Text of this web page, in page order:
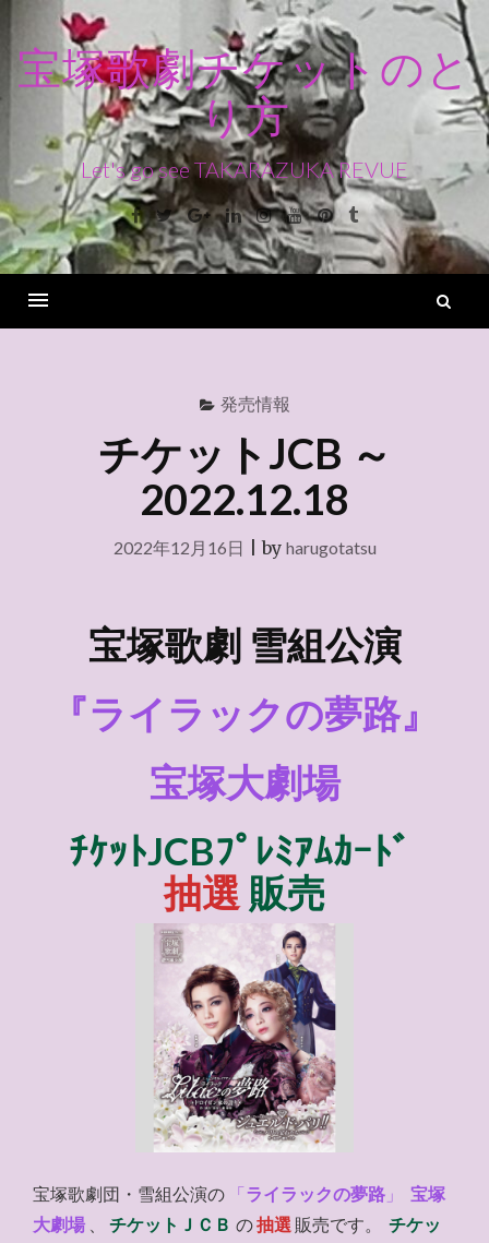
ン
ス
キ
ッ
宝塚歌劇チケットのと
り方
Let's go see TAKARAZUKA REVUE
Facebook
TwitterGoogle+LinkedinInstagram
YoutubePinterest
Tumblr
発売情報
チケットJCB ～
2022.12.18
2022年12月16日 |by harugotatsu
宝塚歌劇 雪組公演
『ライラックの夢路』
宝塚大劇場
ﾁｹｯﾄJCBﾌﾟﾚﾐｱﾑｶｰﾄﾞ
抽選 販売
宝塚歌劇団・雪組公演の 「ライラックの夢路 」
宝塚
大劇場 、 チケットＪＣＢ の抽選 販売です。
チケッ